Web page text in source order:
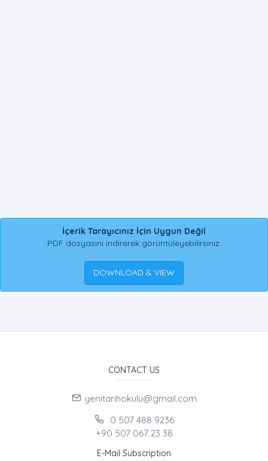
İçerik Tarayıcınız İçin Uygun Değil
PDF dosyasını indirerek görüntüleyebilirsiniz.
DOWNLOAD & VIEW
CONTACT US
yenitarihokulu@gmail.com
0 507 488 9236
+90 507 067 23 38
E-Mail Subscription